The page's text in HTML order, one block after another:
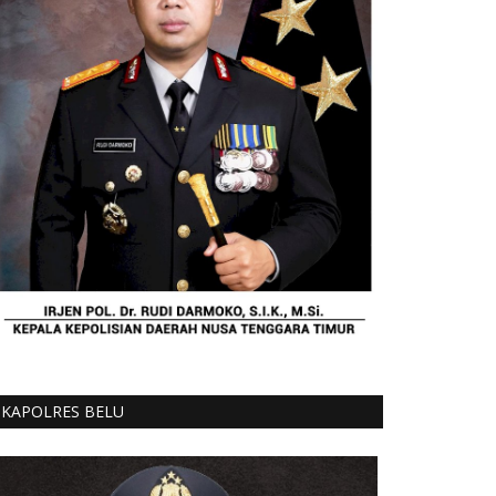
KAPOLRES BELU